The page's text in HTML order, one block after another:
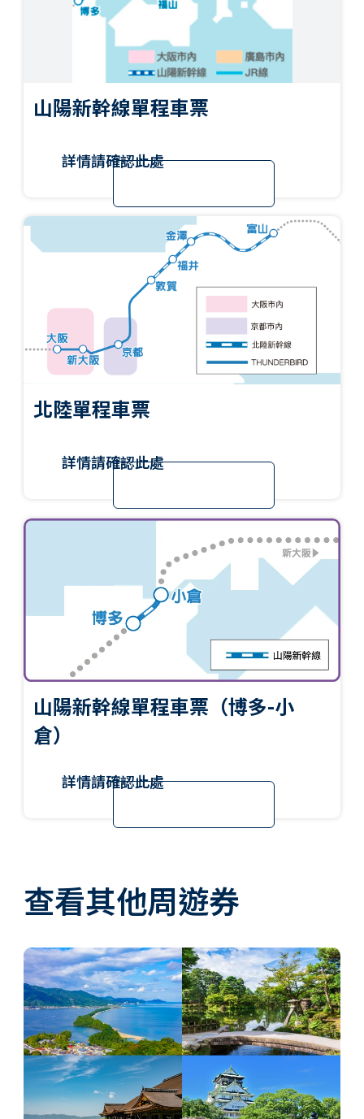
山陽新幹線單程車票
詳情請確認此處
北陸單程車票
詳情請確認此處
山陽新幹線單程車票（博多-小
倉）
詳情請確認此處
查看其他周遊券